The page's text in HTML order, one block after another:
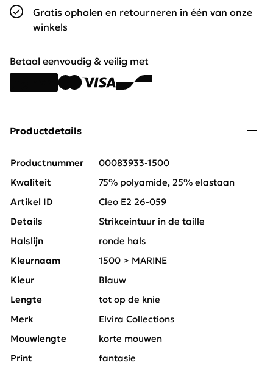
Gratis ophalen en retourneren in één van onze
winkels
Betaal eenvoudig & veilig met
Productdetails
Productnummer
00083933-1500
Kwaliteit
75% polyamide, 25% elastaan
Artikel ID
Cleo E2 26-059
Details
Strikceintuur in de taille
Halslijn
ronde hals
Kleurnaam
1500 > MARINE
Kleur
Blauw
Lengte
tot op de knie
Merk
Elvira Collections
Mouwlengte
korte mouwen
Print
fantasie